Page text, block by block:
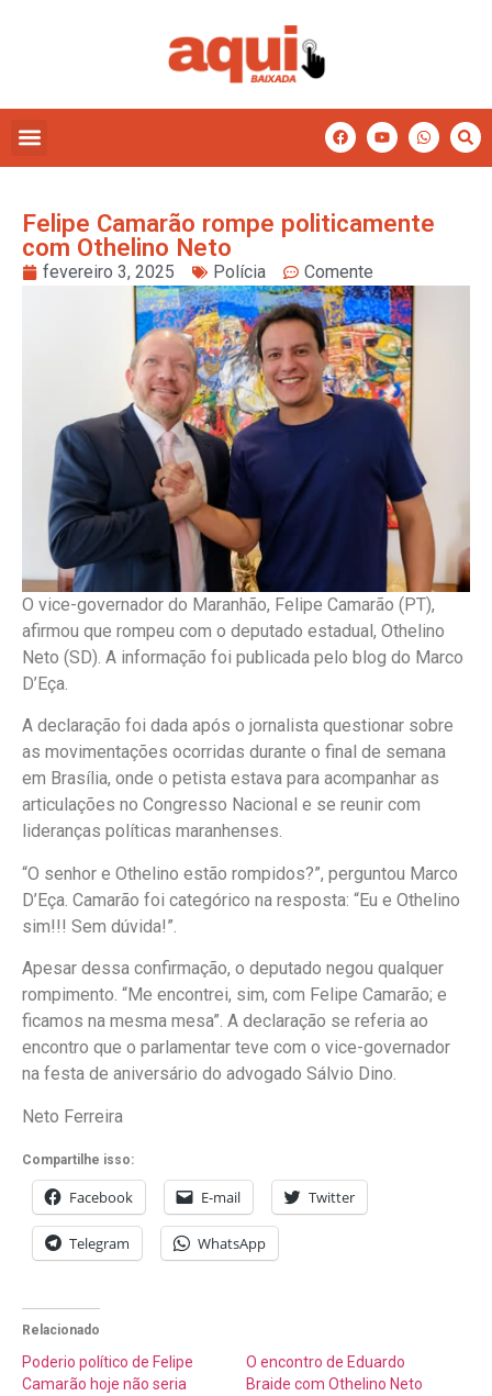
Felipe Camarão rompe politicamente
com Othelino Neto
fevereiro 3, 2025 Polícia Comente
O vice-governador do Maranhão, Felipe Camarão (PT),
afirmou que rompeu com o deputado estadual, Othelino
Neto (SD). A informação foi publicada pelo blog do Marco
D’Eça.
A declaração foi dada após o jornalista questionar sobre
as movimentações ocorridas durante o final de semana
em Brasília, onde o petista estava para acompanhar as
articulações no Congresso Nacional e se reunir com
lideranças políticas maranhenses.
“O senhor e Othelino estão rompidos?”, perguntou Marco
D’Eça. Camarão foi categórico na resposta: “Eu e Othelino
sim!!! Sem dúvida!”.
Apesar dessa confirmação, o deputado negou qualquer
rompimento. “Me encontrei, sim, com Felipe Camarão; e
ficamos na mesma mesa”. A declaração se referia ao
encontro que o parlamentar teve com o vice-governador
na festa de aniversário do advogado Sálvio Dino.
Neto Ferreira
Compartilhe isso:
Facebook E-mail Twitter
Telegram WhatsApp
Relacionado
Poderio político de Felipe
Camarão hoje não seria
O encontro de Eduardo
Braide com Othelino Neto